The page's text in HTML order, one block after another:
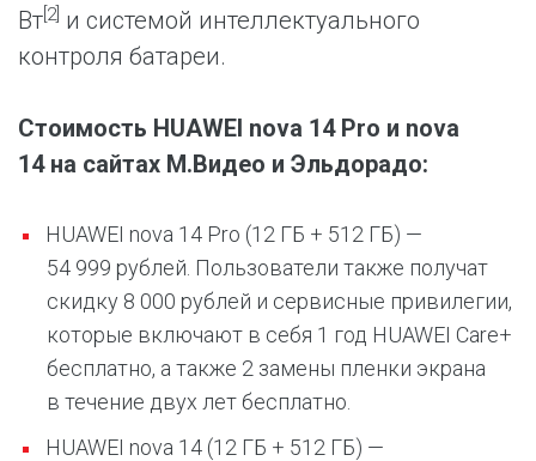
Вт [2] и системой интеллектуального
контроля батареи.
Стоимость HUAWEI nova 14 Pro и nova
14 на сайтах М.Видео и Эльдорадо:
HUAWEI nova 14 Pro (12 ГБ + 512 ГБ) —
54 999 рублей. Пользователи также получат
скидку 8 000 рублей и сервисные привилегии,
которые включают в себя 1 год HUAWEI Care+
бесплатно, а также 2 замены пленки экрана
в течение двух лет бесплатно.
HUAWEI nova 14 (12 ГБ + 512 ГБ) —